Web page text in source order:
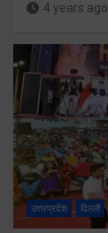
4 years ago
उत्तरप्रदेश दिल्ली